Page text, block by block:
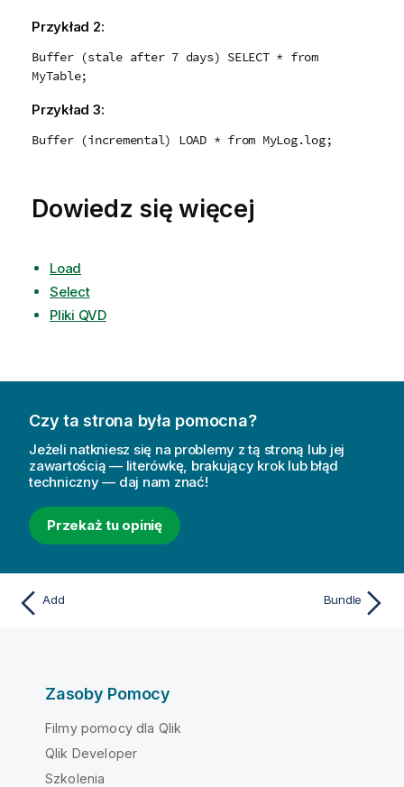
Przykład 2:
Buffer (stale after 7 days) SELECT * from
MyTable;
Przykład 3:
Buffer (incremental) LOAD * from MyLog.log;
Dowiedz się więcej
Load
Select
Pliki QVD
Czy ta strona była pomocna?
Jeżeli natkniesz się na problemy z tą stroną lub jej
zawartością — literówkę, brakujący krok lub błąd
techniczny — daj nam znać!
Przekaż tu opinię
Add Bundle
Zasoby Pomocy
Filmy pomocy dla Qlik
Qlik Developer
Szkolenia